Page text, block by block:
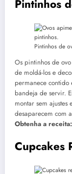
Pintinhos
Pintinhos de
Os pintinhos de
de moldá-los e
permanece contido
bandeja de servir.
montar sem ajustes
desaparecem com
Obtenha a receita:
Cupcakes